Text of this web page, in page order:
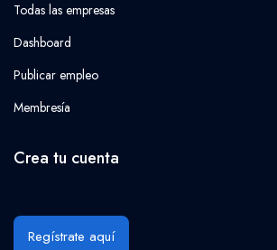
Todas las empresas
Dashboard
Publicar empleo
Membresía
Crea tu cuenta
Regístrate aquí